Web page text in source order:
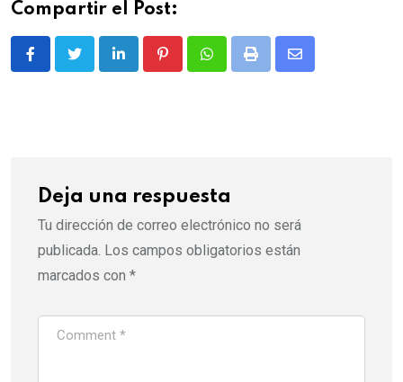
Compartir el Post:
LinkedIn PinterestWhatsappPrint
Share
Deja una respuesta
Tu dirección de correo electrónico no será
publicada. Los campos obligatorios están
marcados con *